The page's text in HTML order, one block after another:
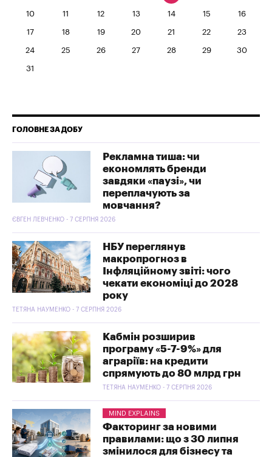
10 11 12 13 14 15 16
17 18 19 20 21 22 23
24 25 26 27 28 29 30
31
ГОЛОВНЕ ЗА ДОБУ
Рекламна тиша: чи
економлять бренди
завдяки «паузі», чи
переплачують за
мовчання?
ЄВГЕН ЛЕВЧЕНКО - 7 СЕРПНЯ 2026
НБУ переглянув
макропрогноз в
Інфляційному звіті: чого
чекати економіці до 2028
року
ТЕТЯНА НАУМЕНКО - 7 СЕРПНЯ 2026
Кабмін розширив
програму «5-7-9%» для
аграріїв: на кредити
спрямують до 80 млрд грн
ТЕТЯНА НАУМЕНКО - 7 СЕРПНЯ 2026
MIND EXPLAINS
Факторинг за новими
правилами: що з 30 липня
змінилося для бізнесу та